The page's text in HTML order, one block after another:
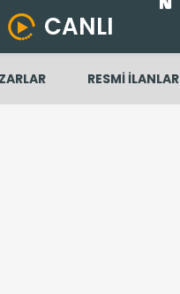
CANLI
RESMİ İLANLAR